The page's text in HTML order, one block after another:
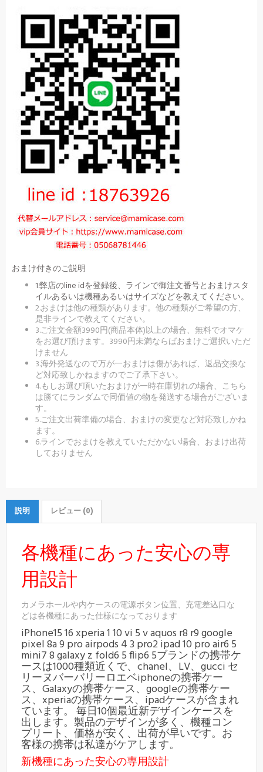
おまけ付きのご説明
1.弊店のline idを登録後、ラインで御注文番号とおまけスタ
イルあるいは機種あるいはサイズなどを教えてください。
2.おまけは他の種類があります。他の種類がご希望の方、
是非ラインで教えてください。
3.ご注文金額3990円(商品本体)以上の場合、無料でオマケ
をお選び頂けます。3990円未満ならばおまけご選択いただ
けません
3.海外発送なので万が一おまけは傷があれば、返品交換な
ど対応致しかねますのでご了承下さい。
4.もしお選び頂いたおまけが一時在庫切れの場合、こちら
は勝てにランダムで同価値の物を発送する場合がございま
す。
5.ご注文出荷準備の場合、おまけの変更など対応致しかね
ます。
6.ラインでおまけを教えていただかない場合、おまけ出荷
しておりません
説明 レビュー (0)
各機種にあった安心の専
用設計
カメラホールや内ケースの電源ボタン位置、充電差込口な
どは各機種にあった仕様になっております
iPhone15 16 xperia 1 10 vi 5 v aquos r8 r9 google
pixel 8a 9 pro airpods 4 3 pro2 ipad 10 pro air6 5
mini7 8 galaxy z fold6 5 flip6 5ブランドの携帯ケ
ースは1000種類近くで、chanel、LV、gucci セ
リーヌバーバリーロエベiphoneの携帯ケー
ス、Galaxyの携帯ケース、googleの携帯ケー
ス、xperiaの携帯ケース、ipadケースが含まれ
ています。 毎日10個最近新デザインケースを
出します。製品のデザインが多く、機種コン
プリート、価格が安く、出荷が早いです。お
客様の携帯は私達がケアします。
新機種にあった安心の専用設計